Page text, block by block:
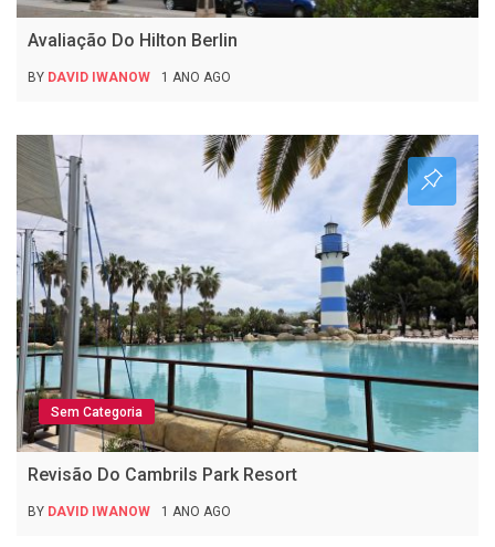
Avaliação Do Hilton Berlin
BY DAVID IWANOW 1 ANO AGO
Sem Categoria
Revisão Do Cambrils Park Resort
BY DAVID IWANOW 1 ANO AGO